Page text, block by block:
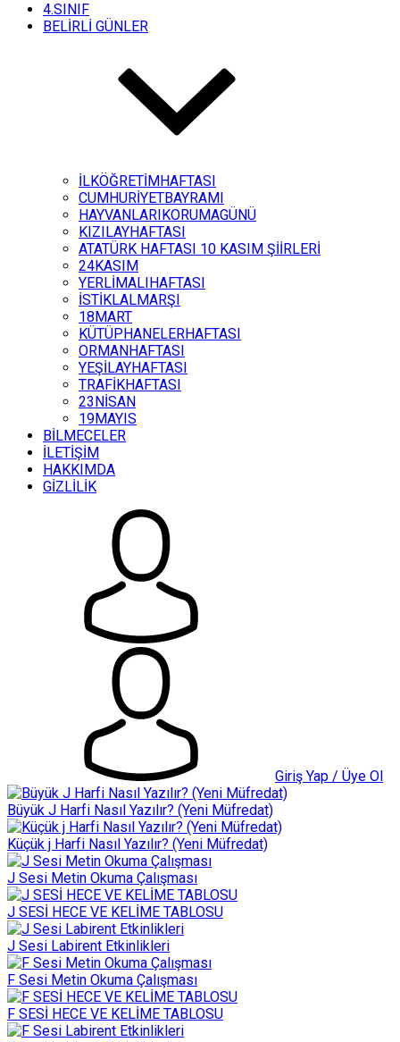
4.SINIF
BELİRLİ GÜNLER
İLKÖĞRETİMHAFTASI
CUMHURİYETBAYRAMI
HAYVANLARIKORUMAGÜNÜ
KIZILAYHAFTASI
ATATÜRK HAFTASI 10 KASIM ŞİİRLERİ
24KASIM
YERLİMALIHAFTASI
İSTİKLALMARŞI
18MART
KÜTÜPHANELERHAFTASI
ORMANHAFTASI
YEŞİLAYHAFTASI
TRAFİKHAFTASI
23NİSAN
19MAYIS
BİLMECELER
İLETİŞİM
HAKKIMDA
GİZLİLİK
Giriş Yap / Üye Ol
Büyük J Harfi Nasıl Yazılır? (Yeni Müfredat)
Küçük j Harfi Nasıl Yazılır? (Yeni Müfredat)
J Sesi Metin Okuma Çalışması
J SESİ HECE VE KELİME TABLOSU
J Sesi Labirent Etkinlikleri
F Sesi Metin Okuma Çalışması
F SESİ HECE VE KELİME TABLOSU